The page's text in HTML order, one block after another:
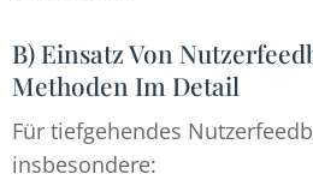
B) Einsatz Von
Methoden Im Detail
Für tiefgehendes
insbesondere: